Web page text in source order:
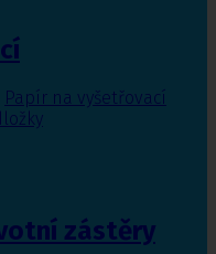
Papír na vyšetřovací
zástěry